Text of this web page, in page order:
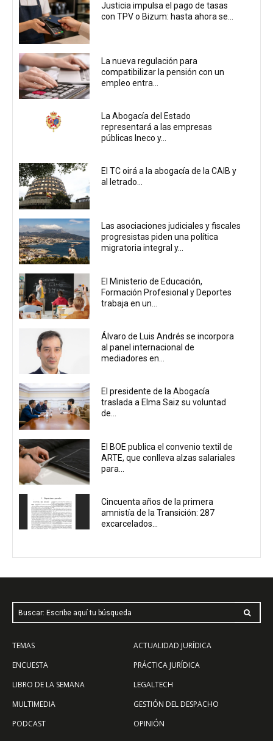
Justicia impulsa el pago de tasas
con TPV o Bizum: hasta ahora se...
La nueva regulación para
compatibilizar la pensión con un
empleo entra...
La Abogacía del Estado
representará a las empresas
públicas Ineco y...
El TC oirá a la abogacía de la CAIB y
al letrado...
Las asociaciones judiciales y fiscales
progresistas piden una política
migratoria integral y...
El Ministerio de Educación,
Formación Profesional y Deportes
trabaja en un...
Álvaro de Luis Andrés se incorpora
al panel internacional de
mediadores en...
El presidente de la Abogacía
traslada a Elma Saiz su voluntad
de...
El BOE publica el convenio textil de
ARTE, que conlleva alzas salariales
para...
Cincuenta años de la primera
amnistía de la Transición: 287
excarcelados...
Buscar: Escribe aquí tu búsqueda
TEMAS
ENCUESTA
LIBRO DE LA SEMANA
MULTIMEDIA
PODCAST
ACTUALIDAD JURÍDICA
PRÁCTICA JURÍDICA
LEGALTECH
GESTIÓN DEL DESPACHO
OPINIÓN